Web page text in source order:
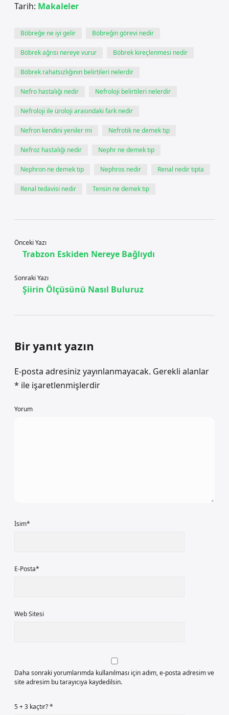
Tarih: Makaleler
Böbreğe ne iyi gelir Böbreğin görevi nedir
Böbrek ağrısı nereye vurur Böbrek kireçlenmesi nedir
Böbrek rahatsızlığının belirtileri nelerdir
Nefro hastalığı nedir Nefroloji belirtileri nelerdir
Nefroloji ile üroloji arasındaki fark nedir
Nefron kendini yeniler mi Nefrotik ne demek tıp
Nefroz hastalığı nedir Nephr ne demek tıp
Nephron ne demek tıp Nephros nedir Renal nedir tıpta
Renal tedavisi nedir Tensin ne demek tıp
Önceki Yazı
Trabzon Eskiden Nereye Bağlıydı
Sonraki Yazı
Şiirin Ölçüsünü Nasıl Buluruz
Bir yanıt yazın
E-posta adresiniz yayınlanmayacak. Gerekli alanlar
* ile işaretlenmişlerdir
Yorum
İsim*
E-Posta*
Web Sitesi
Daha sonraki yorumlarımda kullanılması için adım, e-posta adresim ve
site adresim bu tarayıcıya kaydedilsin.
5 + 3 kaçtır?*